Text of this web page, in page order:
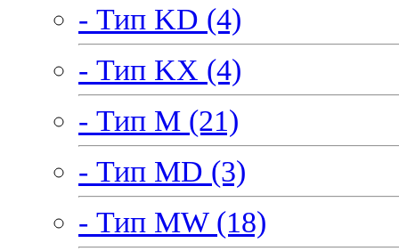
- Тип KD (4)
- Тип KX (4)
- Тип M (21)
- Тип MD (3)
- Тип MW (18)